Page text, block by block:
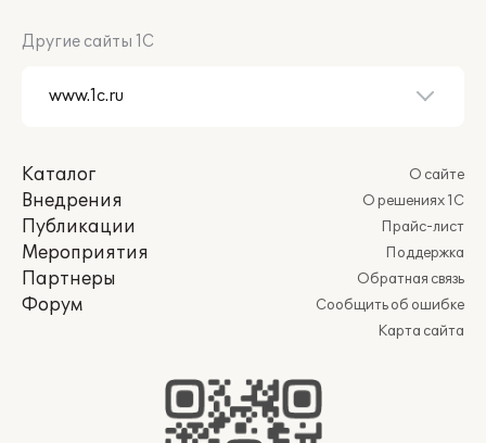
Другие сайты 1С
Каталог
Внедрения
Публикации
Мероприятия
Партнеры
Форум
О сайте
О решениях 1С
Прайс-лист
Поддержка
Обратная связь
Сообщить об ошибке
Карта сайта